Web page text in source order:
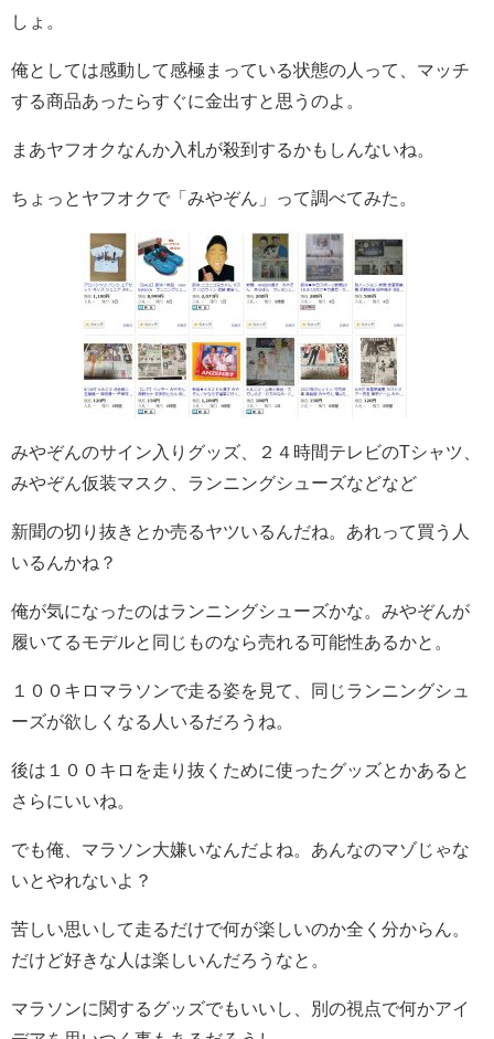
しょ。
俺としては感動して感極まっている状態の人って、マッチ
する商品あったらすぐに金出すと思うのよ。
まあヤフオクなんか入札が殺到するかもしんないね。
ちょっとヤフオクで「みやぞん」って調べてみた。
みやぞんのサイン入りグッズ、２４時間テレビのTシャツ、
みやぞん仮装マスク、ランニングシューズなどなど
新聞の切り抜きとか売るヤツいるんだね。あれって買う人
いるんかね？
俺が気になったのはランニングシューズかな。みやぞんが
履いてるモデルと同じものなら売れる可能性あるかと。
１００キロマラソンで走る姿を見て、同じランニングシュ
ーズが欲しくなる人いるだろうね。
後は１００キロを走り抜くために使ったグッズとかあると
さらにいいね。
でも俺、マラソン大嫌いなんだよね。あんなのマゾじゃな
いとやれないよ？
苦しい思いして走るだけで何が楽しいのか全く分からん。
だけど好きな人は楽しいんだろうなと。
マラソンに関するグッズでもいいし、別の視点で何かアイ